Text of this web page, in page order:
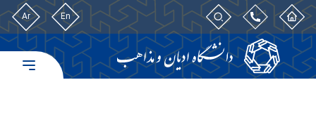
En
Ar